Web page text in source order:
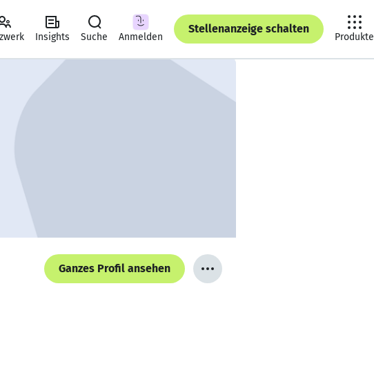
Insights Suche Anmelden
Stellenanzeige schalten
Produkte
Ganzes Profil ansehen